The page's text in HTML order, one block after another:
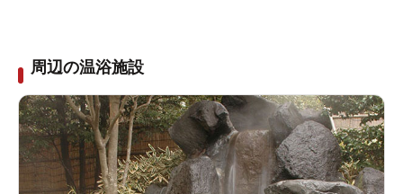
周辺の温浴施設